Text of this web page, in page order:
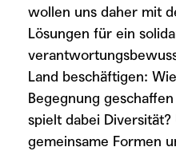
wollen uns daher mit
Lösungen für ein
Land beschäftigen:
Begegnung
spielt dabei
gemeinsame Formen